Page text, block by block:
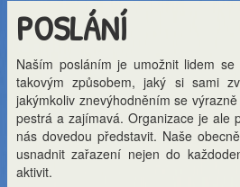
POSLÁNÍ
Naším posláním je umožnit lidem
takovým způsobem, jaký si sami
jakýmkoliv znevýhodněním se
pestrá a zajímavá. Organizace je ale
nás dovedou představit. Naše
usnadnit zařazení nejen do
aktivit.